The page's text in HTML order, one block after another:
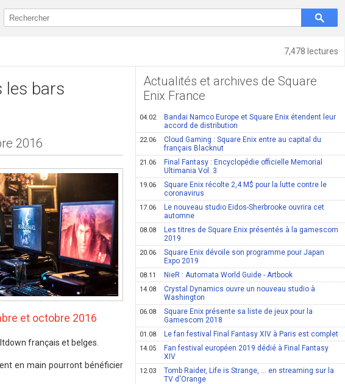
7,478 lectures
les bars
2016
et octobre 2016
français et belges.
en main pourront bénéficier
Actualités et archives de Square
Enix France
04.02
Bandai Namco Europe et Square Enix étendent leur
accord de distribution
22.06
Cloud Gaming : Square Enix entre au capital du
français Blacknut
21.06
Final Fantasy : Encyclopédie officielle Memorial
Ultimania Vol. 3
19.06
Square Enix récolte 2,4 M$ pour la lutte contre le
coronavirus
17.06
Le nouveau studio Eidos-Sherbrooke ouvrira cet
automne
08.08
Les titres de Square Enix présentés à la gamescom
2019
20.06
Square Enix dévoile son programme pour Japan
Expo 2019
08.11 NieR : Automata World Guide - Artbook
14.08
Crystal Dynamics ouvre un nouveau studio à
Washington
06.08
Square Enix présente sa liste de jeux pour la
Gamescom 2018
01.08 Le fan festival Final Fantasy XIV à Paris est complet
14.05
Fan festival européen 2019 dédié à Final Fantasy
XIV
12.03
Tomb Raider, Life is Strange, ... en streaming sur la
TV d'Orange